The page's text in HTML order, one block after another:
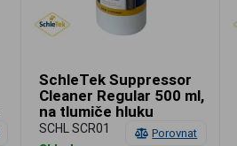
Porovnat
SchleTek Suppressor
Cleaner Regular 500 ml,
na tlumiče hluku
výstřelu
SCHL SCR01